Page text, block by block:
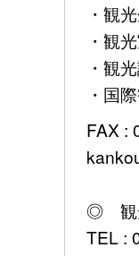
・観
・観
・観
・国
FAX :
◎ 観
TEL :